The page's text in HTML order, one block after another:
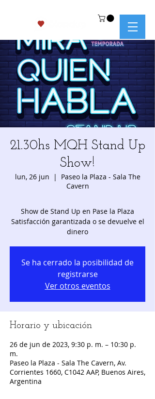
21.30hs MQH Stand Up
Show!
lun, 26 jun
  |
Paseo la Plaza - Sala The
Cavern
Show de Stand Up en Pase la Plaza
Satisfacción garantizada o se devuelve el
dinero
Se ha cerrado la posibilidad de
registrarse
Ver otros eventos
Horario y ubicación
26 de jun de 2023, 9:30 p. m. – 10:30 p.
m.
Paseo la Plaza - Sala The Cavern, Av.
Corrientes 1660, C1042 AAP, Buenos Aires,
Argentina